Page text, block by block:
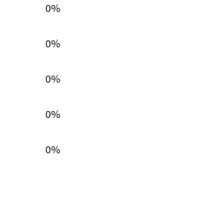
0%
0%
0%
0%
0%